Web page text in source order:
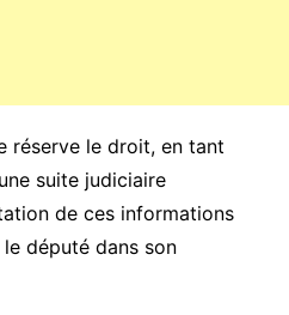
réserve le droit, en tant
suite judiciaire
de ces informations
député dans son